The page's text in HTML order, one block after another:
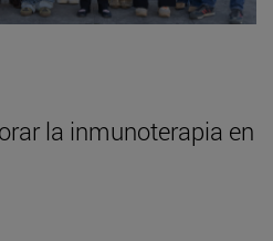
la inmunoterapia en